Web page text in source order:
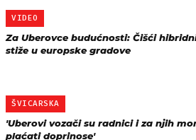
VIDEO
Za Uberovce budućnosti: Čišći
stiže u europske gradove
ŠVICARSKA
'Uberovi vozači su radnici i za njih
plaćati doprinose'